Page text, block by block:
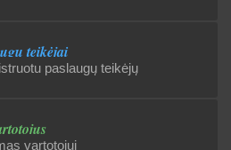
teikėjai
paslaugų teikėjų
vartotojui